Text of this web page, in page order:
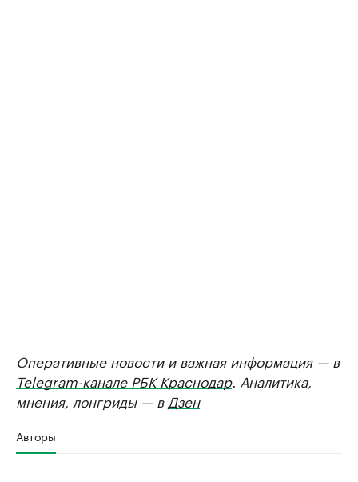
Оперативные новости и важная информация — в
Telegram-канале РБК Краснодар. Аналитика,
мнения, лонгриды — в Дзен
Авторы